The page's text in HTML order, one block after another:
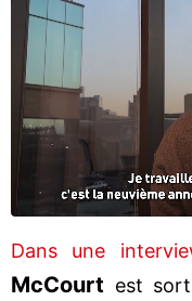
Dans une
McCourt est